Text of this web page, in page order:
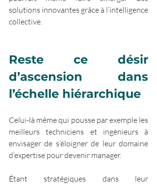
solutions innovantes grâce à l’intelligence
collective.
Reste ce désir
d’ascension dans
l’échelle hiérarchique
Celui-là même qui pousse par exemple les
meilleurs techniciens et ingénieurs à
envisager de s’éloigner de leur domaine
d’expertise pour devenir manager.
Étant stratégiques dans leur